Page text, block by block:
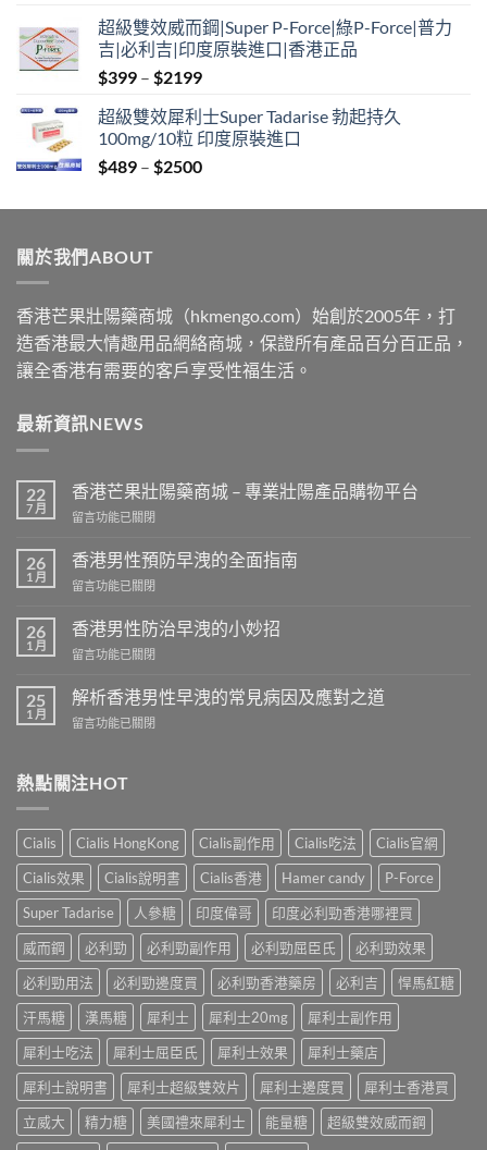
$399
through
$2199
超級雙效威而鋼|Super P-Force|綠P-Force|普力
吉|必利吉|印度原裝進口|香港正品
$399 – $2199Price
$399
through
$2199
超級雙效犀利士Super Tadarise 勃起持久
100mg/10粒 印度原裝進口
$489 – $2500Price
$489
關於我們ABOUT
香港芒果壯陽藥商城（hkmengo.com）始創於2005年，打
造香港最大情趣用品網絡商城，保證所有產品百分百正品，
讓全香港有需要的客戶享受性福生活。
最新資訊NEWS
22
7 月
香港芒果壯陽藥商城 – 專業壯陽產品購物平台
在
港
芒
果
陽
藥
商
–
專
陽
產
購
物
平
台〉
中
留言功能已關閉
26
1 月
香港男性預防早洩的全面指南
在
港
男
性
防
早
洩
面
中
留言功能已關閉
26
1 月
香港男性防治早洩的小妙招
在
港
男
性
早
小
妙
招〉
中
留言功能已關閉
25
1 月
解析香港男性早洩的常見病因及應對之道
在
香
港
性
早
洩
的
常
見
因
及
應
之
道〉
中
留言功能已關閉
熱點關注HOT
Cialis Cialis HongKong Cialis副作用 Cialis吃法
Cialis官網
Cialis效果
Cialis說明書 Cialis香港 Hamer candy
P-Force
Super Tadarise
人參糖 印度偉哥
印度必利勁香港哪裡買
威而鋼
必利勁 必利勁副作用 必利勁屈臣氏
必利勁效果
必利勁用法
必利勁邊度買 必利勁香港藥房 必利吉
悍馬紅糖
汗馬糖
漢馬糖 犀利士 犀利士20mg
犀利士副作用
犀利士吃法
犀利士屈臣氏 犀利士效果
犀利士藥店
犀利士說明書
犀利士超級雙效片 犀利士邊度買
犀利士香港買
立威大
精力糖 美國禮來犀利士 能量糖
超級雙效威而鋼